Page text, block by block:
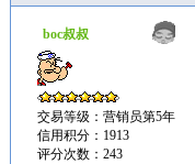
boc叔叔
交易等级：营销员第5年
信用积分：1913
评分次数：243